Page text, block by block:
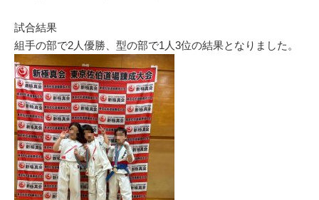
試合結果
組手の部で2人優勝、型の部で1人3位の結果となりました。